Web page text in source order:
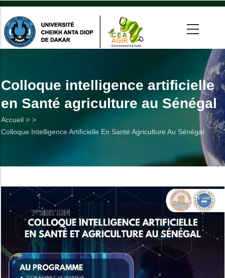
Aller
contenu
principal
Colloque intelligence artificielle
en Santé agriculture au Sénégal
Fil
d'Ariane
Accueil >
Colloque Intelligence Artificielle En Santé Agriculture Au Sénégal